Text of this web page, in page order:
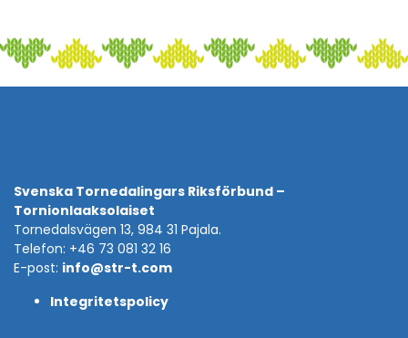
Svenska Tornedalingars Riksförbund –
Tornionlaaksolaiset
Tornedalsvägen 13, 984 31 Pajala.
Telefon: +46 73 081 32 16
E-post: info@str-t.com
Integritetspolicy